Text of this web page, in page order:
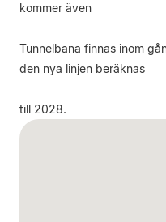
kommer även
Tunnelbana finnas inom
den nya linjen beräknas
till 2028.